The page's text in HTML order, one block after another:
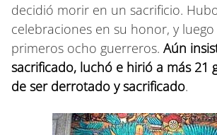
decidió morir en un sacrificio.
celebraciones en su honor, y
primeros ocho guerreros. Aún
sacrificado, luchó e hirió a más 21
de ser derrotado y sacrificado.